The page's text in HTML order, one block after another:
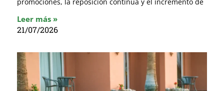
promociones, la reposición continua y el incremento de
Leer más »
21/07/2026